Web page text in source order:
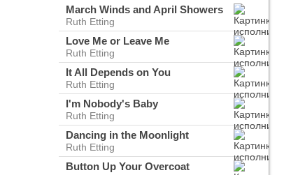
March Winds and April Showers
Ruth Etting
Love Me or Leave Me
Ruth Etting
It All Depends on You
Ruth Etting
I'm Nobody's Baby
Ruth Etting
Dancing in the Moonlight
Ruth Etting
Button Up Your Overcoat